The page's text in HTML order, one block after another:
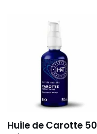
Huile de Carotte 50